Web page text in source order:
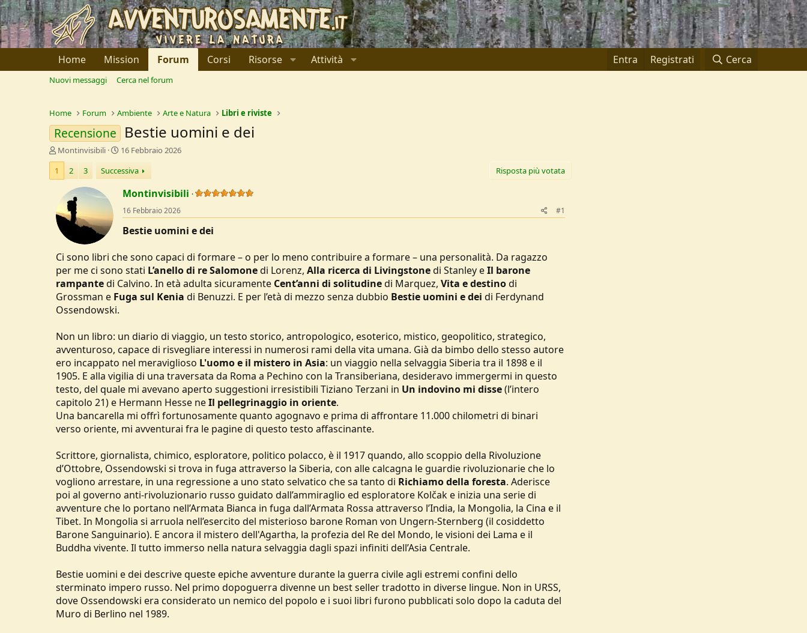
Home Mission Forum Corsi Risorse Attività Entra Registrati Cerca
Nuovi messaggi Cerca nel forum
Home Forum Ambiente Arte e Natura Libri e riviste
Recensione Bestie uomini e dei
C
r
e
a
r
e
D
s
c
u
s
s
i
n
Montinvisibili
D
t
a
d
n
i
o
16 Febbraio 2026
1
2 3 Successiva Risposta più votata
Montinvisibili
16 Febbraio 2026 #1
Bestie uomini e dei
Ci sono libri che sono capaci di formare – o per lo meno contribuire a formare – una personalità. Da ragazzo
per me ci sono stati L’anello di re Salomonedi Lorenz, Alla ricerca di Livingstonedi Stanley eIl barone
rampantedi Calvino. In età adulta sicuramente Cent’anni di solitudinedi Marquez, Vita e destinodi
Grossman e Fuga sul Kenia di Benuzzi. E per l’età di mezzo senza dubbio Bestie uomini e dei di Ferdynand
Ossendowski.
Non un libro: un diario di viaggio, un testo storico, antropologico, esoterico, mistico, geopolitico, strategico,
avventuroso, capace di risvegliare interessi in numerosi rami della vita umana. Già da bimbo dello stesso autore
ero incappato nel meraviglioso L'uomo e il mistero in Asia: un viaggio nella selvaggia Siberia tra il 1898 e il
1905. E alla vigilia di una traversata da Roma a Pechino con la Transiberiana, desideravo immergermi in questo
testo, del quale mi avevano aperto suggestioni irresistibili Tiziano Terzani in Un indovino mi disse(l’intero
capitolo 21) e Hermann Hesse neIl pellegrinaggio in oriente.
Una bancarella mi offrì fortunosamente quanto agognavo e prima di affrontare 11.000 chilometri di binari
verso oriente, mi avventurai fra le pagine di questo testo affascinante.
Scrittore, giornalista, chimico, esploratore, politico polacco, è il 1917 quando, allo scoppio della Rivoluzione
d’Ottobre, Ossendowski si trova in fuga attraverso la Siberia, con alle calcagna le guardie rivoluzionarie che lo
vogliono arrestare, in una regressione a uno stato selvatico che sa tanto di Richiamo della foresta. Aderisce
poi al governo anti-rivoluzionario russo guidato dall’ammiraglio ed esploratore Kolčak e inizia una serie di
avventure che lo portano nell’Armata Bianca in fuga dall’Armata Rossa attraverso l’India, la Mongolia, la Cina e il
Tibet. In Mongolia si arruola nell’esercito del misterioso barone Roman von Ungern-Sternberg (il cosiddetto
Barone Sanguinario). E ancora il mistero dell'Agartha, la profezia del Re del Mondo, le visioni dei Lama e il
Buddha vivente. Il tutto immerso nella natura selvaggia dagli spazi infiniti dell’Asia Centrale.
Bestie uomini e dei descrive queste epiche avventure durante la guerra civile agli estremi confini dello
sterminato impero russo. Nel primo dopoguerra divenne un best seller tradotto in diverse lingue. Non in URSS,
dove Ossendowski era considerato un nemico del popolo e i suoi libri furono pubblicati solo dopo la caduta del
Muro di Berlino nel 1989.